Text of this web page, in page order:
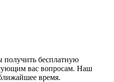
получить бесплатную
вас вопросам. Наш
время.